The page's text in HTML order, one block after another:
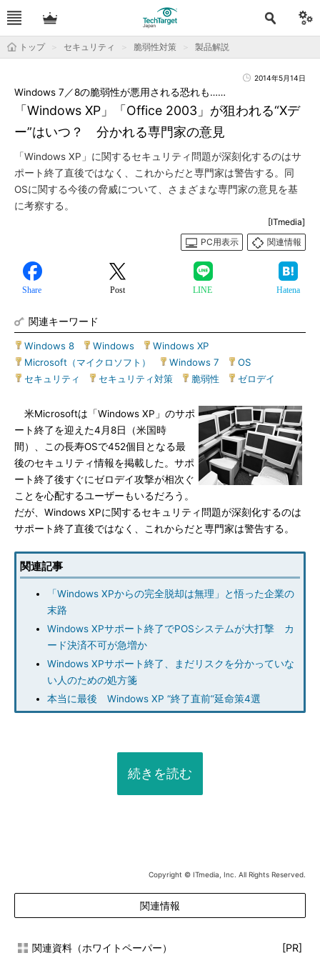
トップ セキュリティ 脆弱性対策 製品解説
2014年5月14日
「Windows XP」「Office 2003」が狙われる“Xデ
ー”はいつ？ 分かれる専門家の意見
Windows 7／8の脆弱性が悪用される恐れも……
「Windows XP」に関するセキュリティ問題が深刻化するのはサ
ポート終了直後ではなく、これからだと専門家は警告する。同
OSに関する今後の脅威について、さまざまな専門家の意見を基
に考察する。
[ITmedia]
PC用表示
関連情報
Share Post LINE Hatena
関連キーワード
Windows 8 Windows Windows XP
Microsoft（マイクロソフト）
Windows 7 OS
セキュリティ
セキュリティ対策 脆弱性 ゼロデイ
米Microsoftは「Windows XP」のサポ
ート終了を迎えた4月8日（米国時
間）、この長寿OSで452個目となる最
後のセキュリティ情報を掲載した。サポ
ート終了後すぐにゼロデイ攻撃が相次ぐ
ことを心配するユーザーもいるだろう。
だが、Windows XPに関するセキュリティ問題が深刻化するのは
サポート終了直後ではなく、これからだと専門家は警告する。
関連記事
「Windows XPからの完全脱却は無理」と悟った企業の
末路
Windows XPサポート終了でPOSシステムが大打撃 カ
ード決済不可が急増か
Windows XPサポート終了、まだリスクを分かっていな
い人のための処方箋
本当に最後 Windows XP “終了直前”延命策4選
続きを読む
Copyright © ITmedia, Inc. All Rights Reserved.
関連情報
関連資料（ホワイトペーパー） [PR]